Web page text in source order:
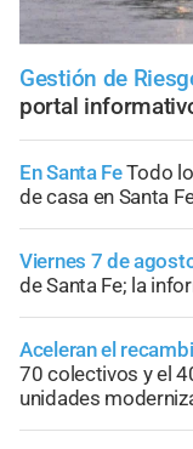
Gestión de
portal
En Santa FeTodo
de casa en Santa
Viernes 7 de
de Santa Fe; la
Aceleran el
70 colectivos y el
unidades